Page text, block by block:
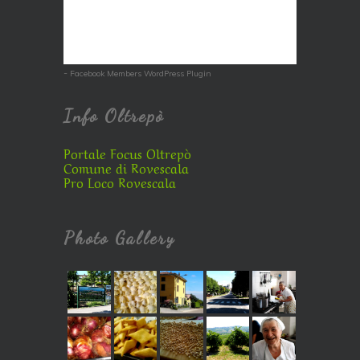
- Facebook Members WordPress Plugin
Info Oltrepò
Portale Focus Oltrepò
Comune di Rovescala
Pro Loco Rovescala
Photo Gallery